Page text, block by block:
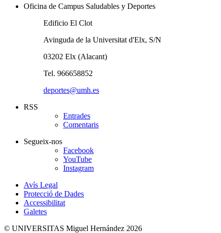
Oficina de Campus Saludables y Deportes
Edificio El Clot
Avinguda de la Universitat d'Elx, S/N
03202 Elx (Alacant)
Tel. 966658852
deportes@umh.es
RSS
Entrades
Comentaris
Segueix-nos
Facebook
YouTube
Instagram
Avís Legal
Protecció de Dades
Accessibilitat
Galetes
© UNIVERSITAS Miguel Hernández 2026